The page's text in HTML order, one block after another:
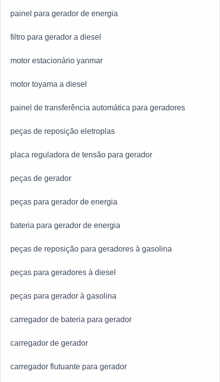
contato para tirar todas as suas dúvidas e melhor
SEGMENTOApenas na Geratronic existem as
for equipamentos para grupos geradores automáticos
novidades em itens como reguladores de rotação e
empresa também conta com um atendimento
cuidadosos, que entendem a necessidade de cada
cliente. Também foram investidos valores consideráveis
em instalações de qualidade, aumentando a eficiência
diferença no mercado pela seriedade e qualidade, que
fecham todo o ciclo de entrega com excelência para
painel para gerador de energia
filtro para gerador a diesel
motor estacionário yanmar
motor toyama a diesel
painel de transferência automática para geradores
peças de reposição eletroplas
placa reguladora de tensão para gerador
peças de gerador
peças para gerador de energia
bateria para gerador de energia
peças de reposição para geradores à gasolina
peças para geradores à diesel
peças para gerador à gasolina
carregador de bateria para gerador
carregador de gerador
carregador flutuante para gerador